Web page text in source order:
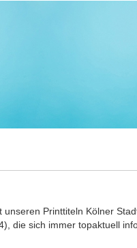
Printtiteln Kölner
die sich immer topaktuell